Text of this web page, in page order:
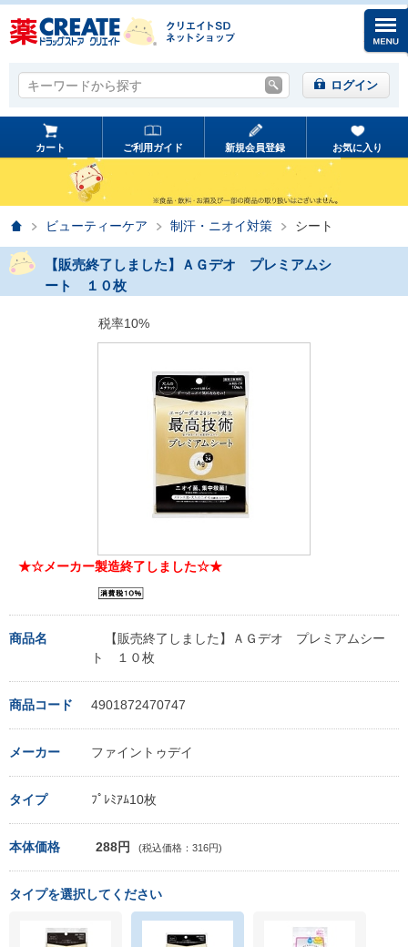
キーワードから探す
キーワードから探す ログイン
カート ご利用ガイド 新規会員登録 お気に入り
ホームビューティーケア 制汗・ニオイ対策 シート
【販売終了しました】ＡＧデオ プレミアムシ
ート １０枚
税率10%
★☆メーカー製造終了しました☆★
商品名
【販売終了しました】ＡＧデオ プレミアムシー
ト １０枚
商品コード 4901872470747
メーカー ファイントゥデイ
タイプ ﾌﾟﾚﾐｱﾑ10枚
本体価格 288円 (税込価格：316円)
タイプを選択してください